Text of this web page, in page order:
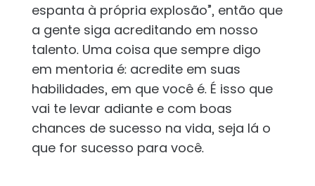
espanta à própria explosão”, então que
a gente siga acreditando em nosso
talento. Uma coisa que sempre digo
em mentoria é: acredite em suas
habilidades, em que você é. É isso que
vai te levar adiante e com boas
chances de sucesso na vida, seja lá o
que for sucesso para você.